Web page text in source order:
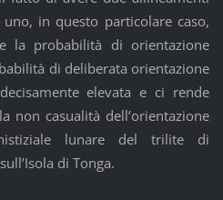
in questo particolare caso,
la probabilità di orientazione
di deliberata orientazione
elevata e ci rende
non casualità dell’orientazione
lunare del trilite di
di Tonga.